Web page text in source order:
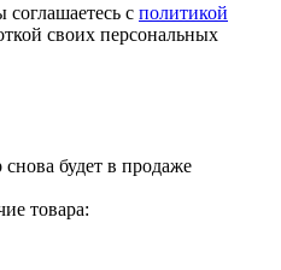
с политикой
своих персональных
будет в продаже
товара: